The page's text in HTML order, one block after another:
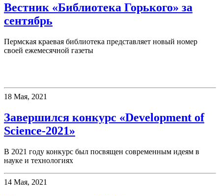
Вестник «Библиотека Горького» за
сентябрь
Пермская краевая библиотека представляет новый номер
своей ежемесячной газеты
18 Мая, 2021
Завершился конкурс «Development of
Science-2021»
В 2021 году конкурс был посвящен современным идеям в
науке и технологиях
14 Мая, 2021